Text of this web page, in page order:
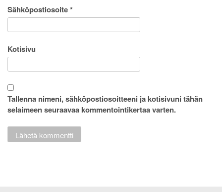
Sähköpostiosoite*
Kotisivu
Tallenna nimeni, sähköpostiosoitteeni ja kotisivuni tähän
selaimeen seuraavaa kommentointikertaa varten.